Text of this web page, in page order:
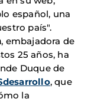
español, una
país".
, embajadora de
25 años, ha
Duque de
, que
la